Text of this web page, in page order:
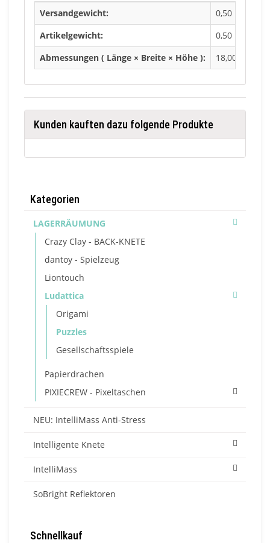
Versandgewicht:
0,50 Kg
Artikelgewicht:
0,50 Kg
Abmessungen ( Länge × Breite × Höhe ):
18,00 ×
Kunden kauften dazu folgende Produkte
Kategorien
LAGERRÄUMUNG
Crazy Clay - BACK-KNETE
dantoy - Spielzeug
Liontouch
Ludattica
Origami
Puzzles
Gesellschaftsspiele
Papierdrachen
PIXIECREW - Pixeltaschen
NEU: IntelliMass Anti-Stress
Intelligente Knete
IntelliMass
SoBright Reflektoren
Schnellkauf